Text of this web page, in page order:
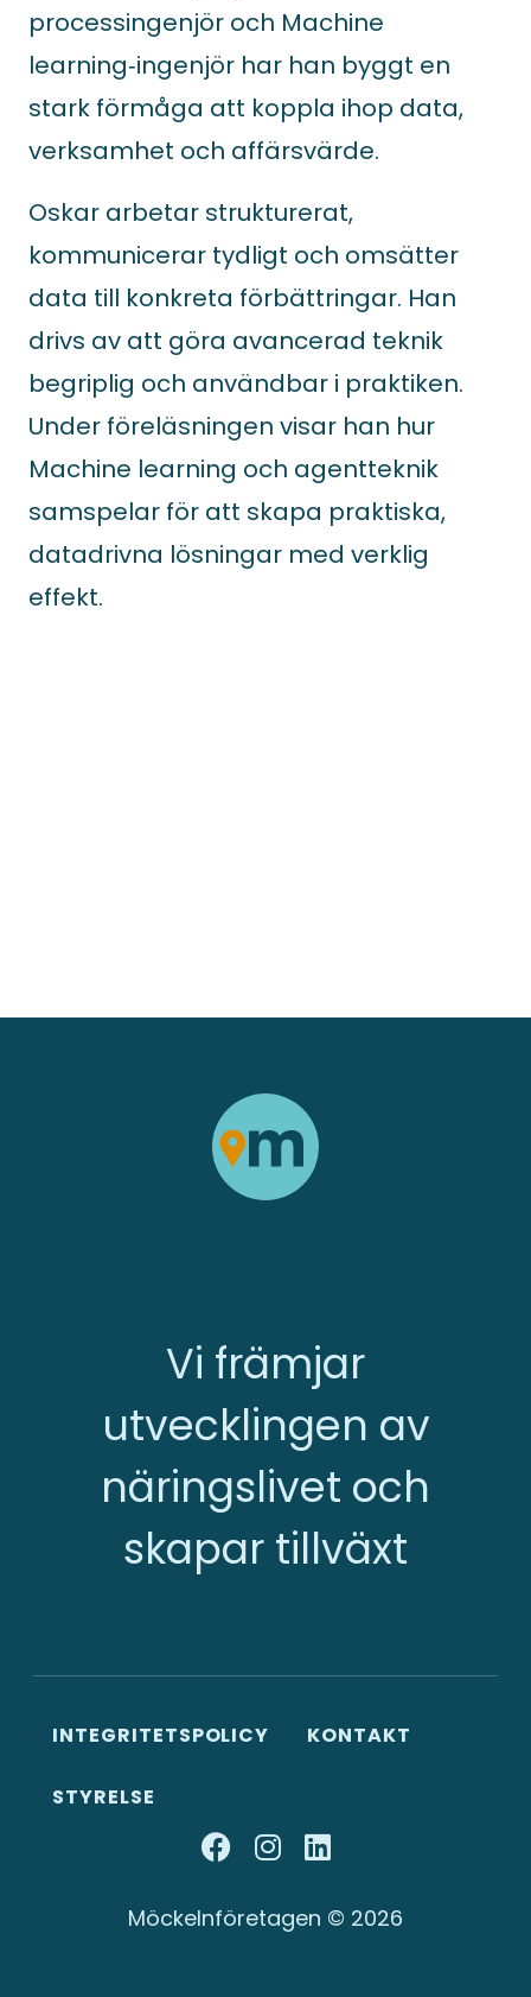
processingenjör och Machine
learning‑ingenjör har han byggt en
stark förmåga att koppla ihop data,
verksamhet och affärsvärde.
Oskar arbetar strukturerat,
kommunicerar tydligt och omsätter
data till konkreta förbättringar. Han
drivs av att göra avancerad teknik
begriplig och användbar i praktiken.
Under föreläsningen visar han hur
Machine learning och agentteknik
samspelar för att skapa praktiska,
datadrivna lösningar med verklig
effekt.
Vi främjar
utvecklingen av
näringslivet och
skapar tillväxt
INTEGRITETSPOLICY KONTAKT
STYRELSE
Möckelnföretagen © 2026